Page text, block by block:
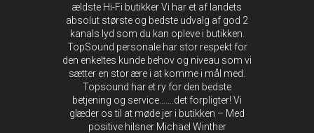
ældste Hi-Fi butikker Vi har et af landets
absolut største og bedste udvalg af god 2
kanals lyd som du kan opleve i butikken.
TopSound personale har stor respekt for
den enkeltes kunde behov og niveau som vi
sætter en stor ære i at komme i mål med.
Topsound har et ry for den bedste
betjening og service…….det forpligter! Vi
glæder os til at møde jer i butikken – Med
positive hilsner Michael Winther